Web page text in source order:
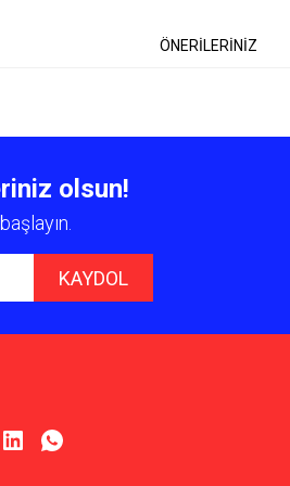
ÖNERİLERİNİZ
olsun!
KAYDOL